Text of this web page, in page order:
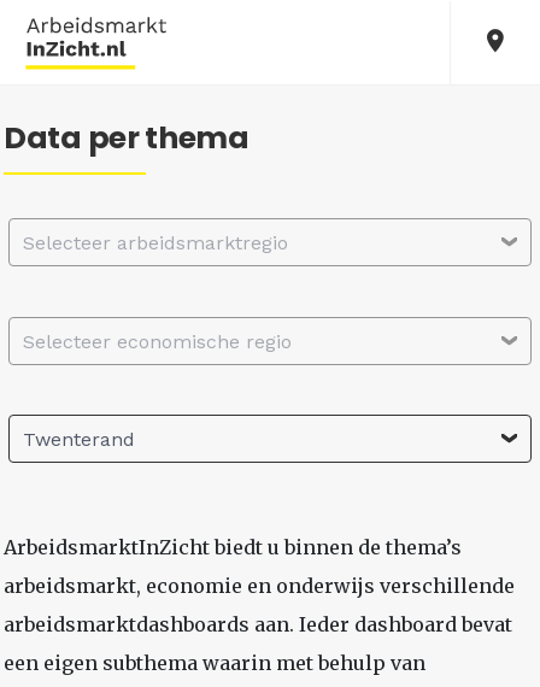
Data per thema
Selecteer arbeidsmarktregio
Selecteer economische regio
Twenterand
ArbeidsmarktInZicht biedt u binnen de thema’s
arbeidsmarkt, economie en onderwijs verschillende
arbeidsmarktdashboards aan. Ieder dashboard bevat
een eigen subthema waarin met behulp van